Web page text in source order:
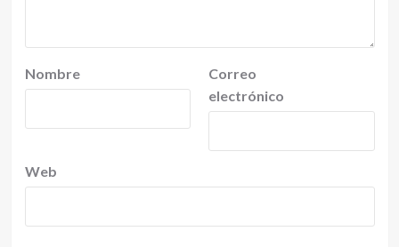
Nombre
Correo
electrónico
Web